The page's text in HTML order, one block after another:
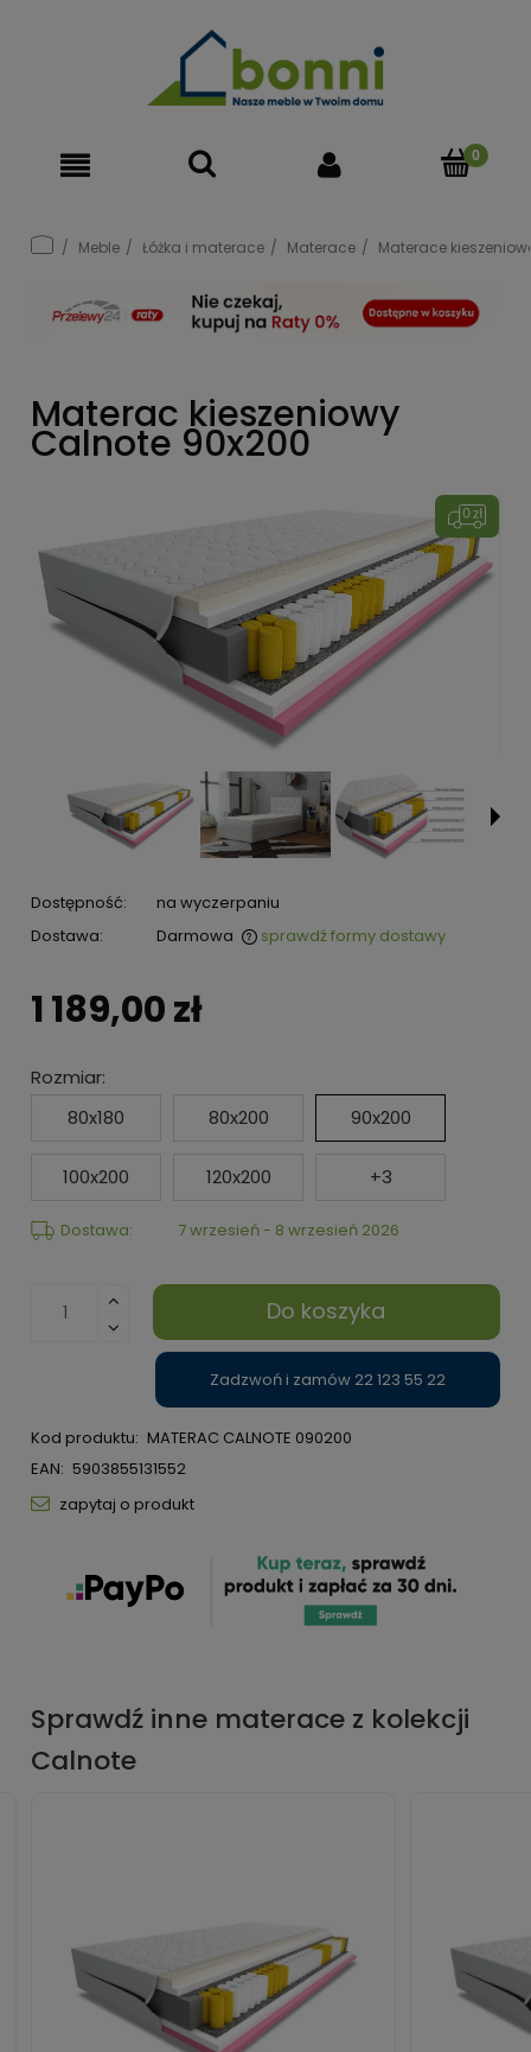
Meble Łóżka i materace Materace Materace
Materac kieszeniowy
Calnote 90x200
Dostępność:
na wyczerpaniu
Dostawa:
Darmowa sprawdź formy dostawy
1 189,00 zł
Rozmiar:
80x180
80x200 90x200
100x200 120x200 +3
Dostawa: 7 wrzesień - 8 wrzesień 2026
Do koszyka
Zadzwoń i zamów 22 123 55 22
Kod produktu: MATERAC CALNOTE 090200
EAN: 5903855131552
zapytaj o produkt
Sprawdź inne materace z kolekcji
Calnote